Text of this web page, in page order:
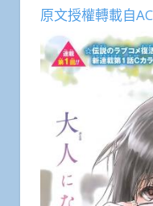
原文授權轉載自